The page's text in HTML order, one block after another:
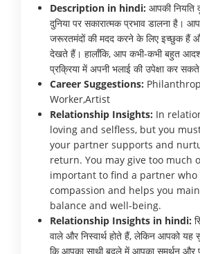
Description in hindi: आपकी नियति
दुनिया पर सकारात्मक प्रभाव डालना है।
जरूरतमंदों की मदद करने के लिए इच्छुक हैं
देखते हैं। हालाँकि, आप कभी-कभी बहुत
प्रक्रिया में अपनी भलाई की उपेक्षा कर
Career Suggestions:
Worker,Artist
Relationship Insights: In
loving and selfless, but you
your partner supports and
return. You may give too much
important to find a partner who
compassion and helps you
balance and well-being.
Relationship Insights in hindi:
वाले और निस्वार्थ होते हैं, लेकिन आपको यह
कि आपका साथी बदले में आपका समर्थन